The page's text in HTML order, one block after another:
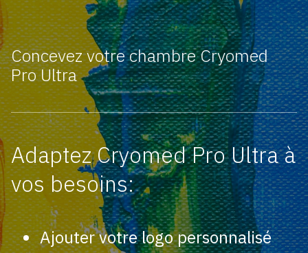
Concevez votre chambre Cryomed
Pro Ultra
Adaptez Cryomed Pro Ultra à
vos besoins:
Ajouter votre logo personnalisé